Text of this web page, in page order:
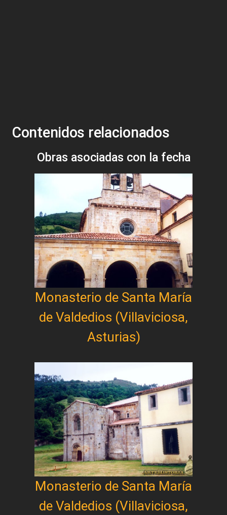
Contenidos relacionados
Obras asociadas con la fecha
Monasterio de Santa María
de Valdedios (Villaviciosa,
Asturias)
Monasterio de Santa María
de Valdedios (Villaviciosa,